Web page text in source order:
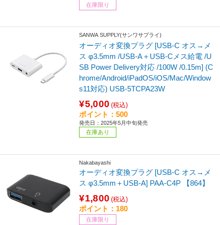
在庫限り
SANWA SUPPLY(サンワサプライ)
オーディオ変換プラグ [USB-C オス→メ
ス φ3.5mm /USB-A＋USB-Cメス給電 /U
SB Power Delivery対応 /100W /0.15m] (C
hrome/Android/iPadOS/iOS/Mac/Window
s11対応) USB-5TCPA23W
¥5,000 (税込)
ポイント：500
発売日：2025年5月中旬発売
在庫あり
Nakabayashi
オーディオ変換プラグ [USB-C オス→メ
ス φ3.5mm＋USB-A] PAA-C4P 【864】
¥1,800 (税込)
ポイント：180
在庫限り